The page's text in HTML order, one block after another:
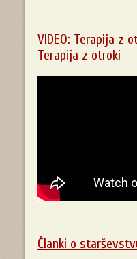
VIDEO: Terapija z
Terapija z otroki
Članki o